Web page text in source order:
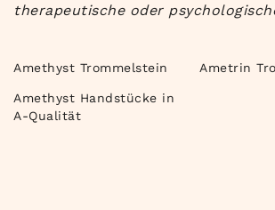
therapeutische oder
Amethyst Trommelstein Ametrin
Amethyst Handstücke in
A-Qualität